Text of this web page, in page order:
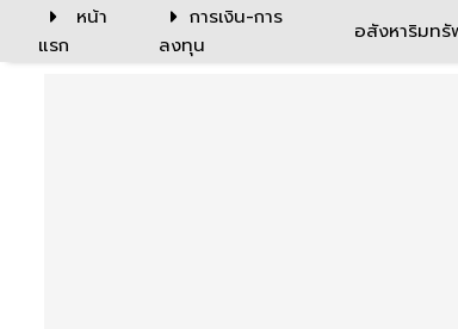
หน้า
แรก
การเงิน-การ
ลงทุน
อสังหาริมท